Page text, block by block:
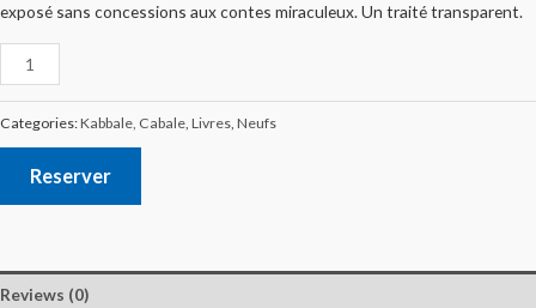
exposé sans concessions aux contes miraculeux. Un traité transparent.
Categories:Kabbale, Cabale Livres Neufs
Reserver
Reviews (0)